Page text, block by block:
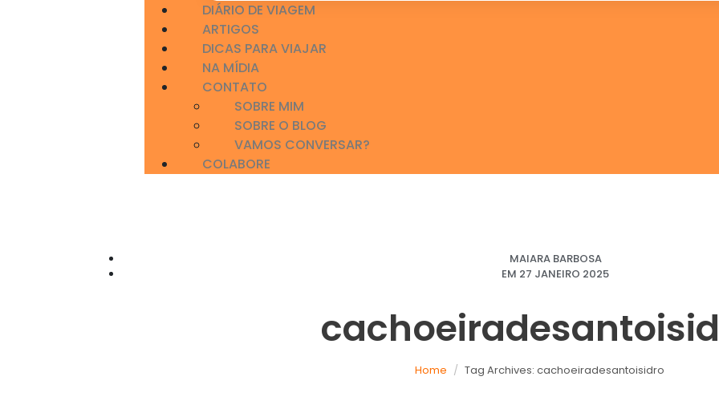
DIÁRIO DE VIAGEM
ARTIGOS
DICAS PARA VIAJAR
NA MÍDIA
CONTATO
SOBRE MIM
SOBRE O BLOG
VAMOS CONVERSAR?
COLABORE
MAIARA BARBOSA
EM 27 JANEIRO 2025
Home Tag Archives: cachoeiradesantoisidro